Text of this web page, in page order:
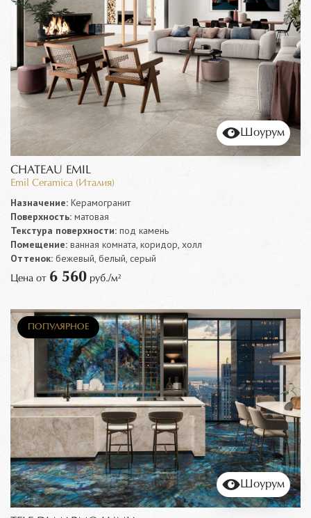
Шоурум
CHATEAU EMIL
Emil Ceramica (Италия)
Назначение: Керамогранит
Поверхность: матовая
Текстура поверхности: под камень
Помещение: ванная комната, коридор, холл
Оттенок: бежевый, белый, серый
Цена от 6 560 руб./м²
ПОПУЛЯРНОЕ
Шоурум